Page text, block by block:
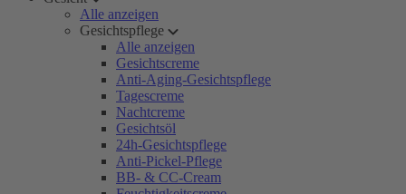
Alle anzeigen
Gesichtspflege
Alle anzeigen
Gesichtscreme
Anti-Aging-Gesichtspflege
Tagescreme
Nachtcreme
Gesichtsöl
24h-Gesichtspflege
Anti-Pickel-Pflege
BB- & CC-Cream